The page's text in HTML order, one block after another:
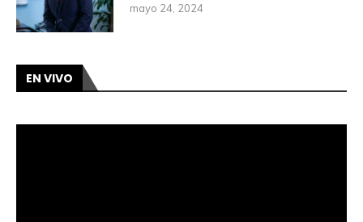
mayo 24, 2024
EN VIVO